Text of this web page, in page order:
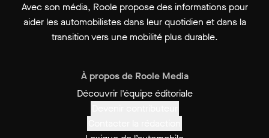
Avec son média, Roole propose des informations pour
aider les automobilistes dans leur quotidien et dans la
transition vers une mobilité plus durable.
À propos de Roole Media
Découvrir l'équipe éditoriale